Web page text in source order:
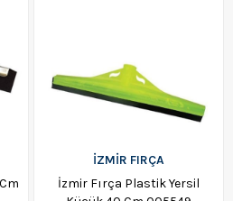
İZMİR FIRÇA
İzmir Fırça Plastik Yersil